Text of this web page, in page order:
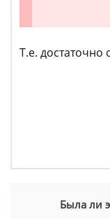
Т.е. достаточно
Была ли